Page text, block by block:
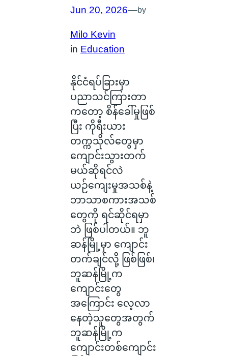
Jun 20, 2026—by
Milo Kevin
in Education
နိုင်ငံရပ်ခြားမှာ
ပညာသင်ကြားတာ
ကတော့ စိန်ခေါ်မှုဖြစ်
ပြီး ကိုရီးယား
တက္ကသိုလ်တွေမှာ
ကျောင်းသွားတက်
မယ်ဆိုရင်လဲ
ယဉ်ကျေးမှုအသစ်နဲ့
ဘာသာစကားအသစ်
တွေကို ရင်ဆိုင်ရမှာ
ဘဲ ဖြစ်ပါတယ်။ ဘူ
ဆန်မြို့မှာ ကျောင်း
တက်ချင်လို့ ဖြစ်ဖြစ်၊
ဘူဆန်မြို့က
ကျောင်းတွေ
အကြောင်း လေ့လာ
နေတဲ့သူတွေအတွက်
ဘူဆန်မြို့က
ကျောင်းတစ်ကျောင်း